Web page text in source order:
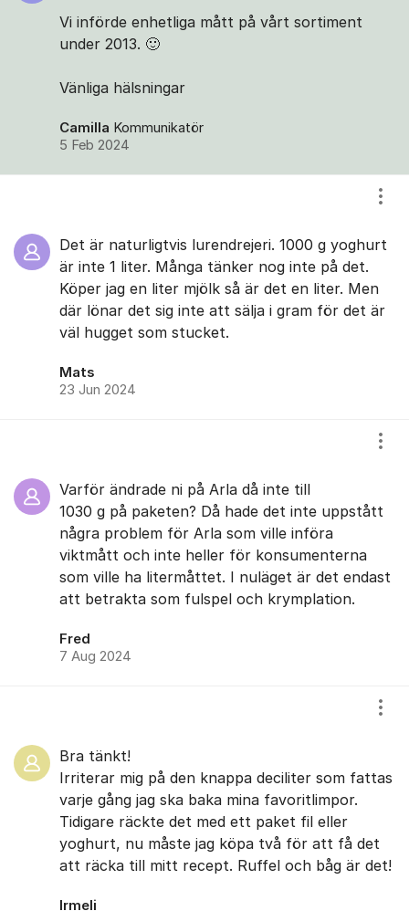
Vi införde enhetliga mått på vårt sortiment
under 2013. 🙂
Vänliga hälsningar
Camilla Kommunikatör
5 Feb 2024
Det är naturligtvis lurendrejeri. 1000 g yoghurt
är inte 1 liter. Många tänker nog inte på det.
Köper jag en liter mjölk så är det en liter. Men
där lönar det sig inte att sälja i gram för det är
väl hugget som stucket.
Mats
23 Jun 2024
Varför ändrade ni på Arla då inte till
1030 g på paketen? Då hade det inte uppstått
några problem för Arla som ville införa
viktmått och inte heller för konsumenterna
som ville ha litermåttet. I nuläget är det endast
att betrakta som fulspel och krymplation.
Fred
7 Aug 2024
Bra tänkt!
Irriterar mig på den knappa deciliter som fattas
varje gång jag ska baka mina favoritlimpor.
Tidigare räckte det med ett paket fil eller
yoghurt, nu måste jag köpa två för att få det
att räcka till mitt recept. Ruffel och båg är det!
Irmeli